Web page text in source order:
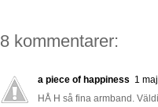
8 kommentarer:
a piece of happiness 1
HÅ H så fina armband.